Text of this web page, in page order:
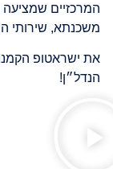
המרכזיים שמציעה
משכנתא, שירותי
את ישראטופ
הנדל״ן!